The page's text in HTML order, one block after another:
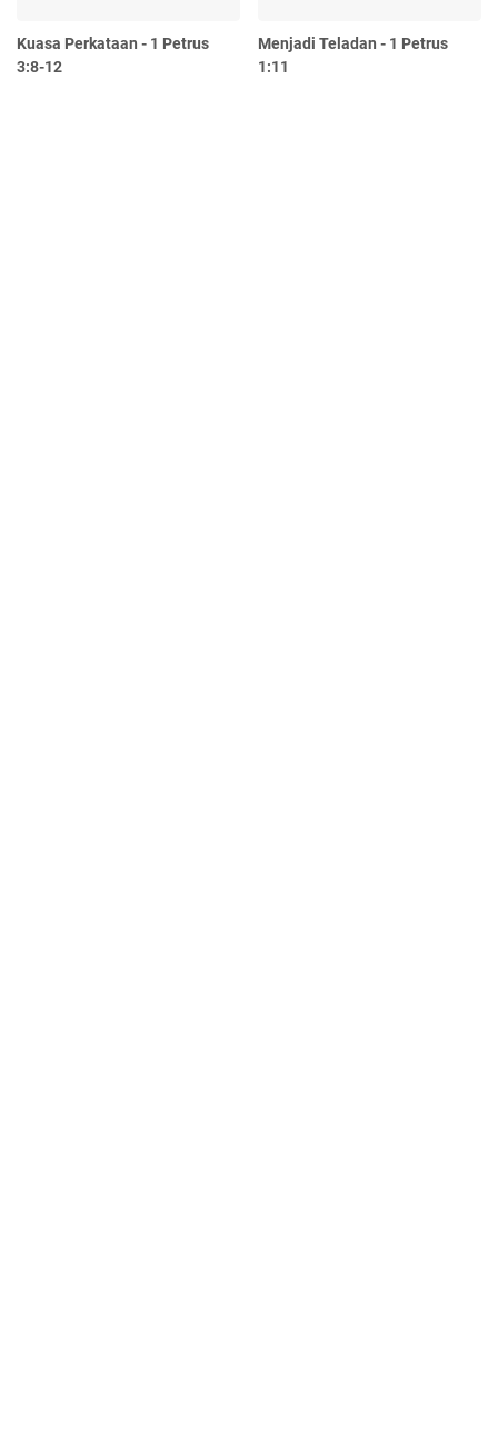
Kuasa Perkataan - 1 Petrus
3:8-12
Menjadi Teladan - 1 Petrus
1:11